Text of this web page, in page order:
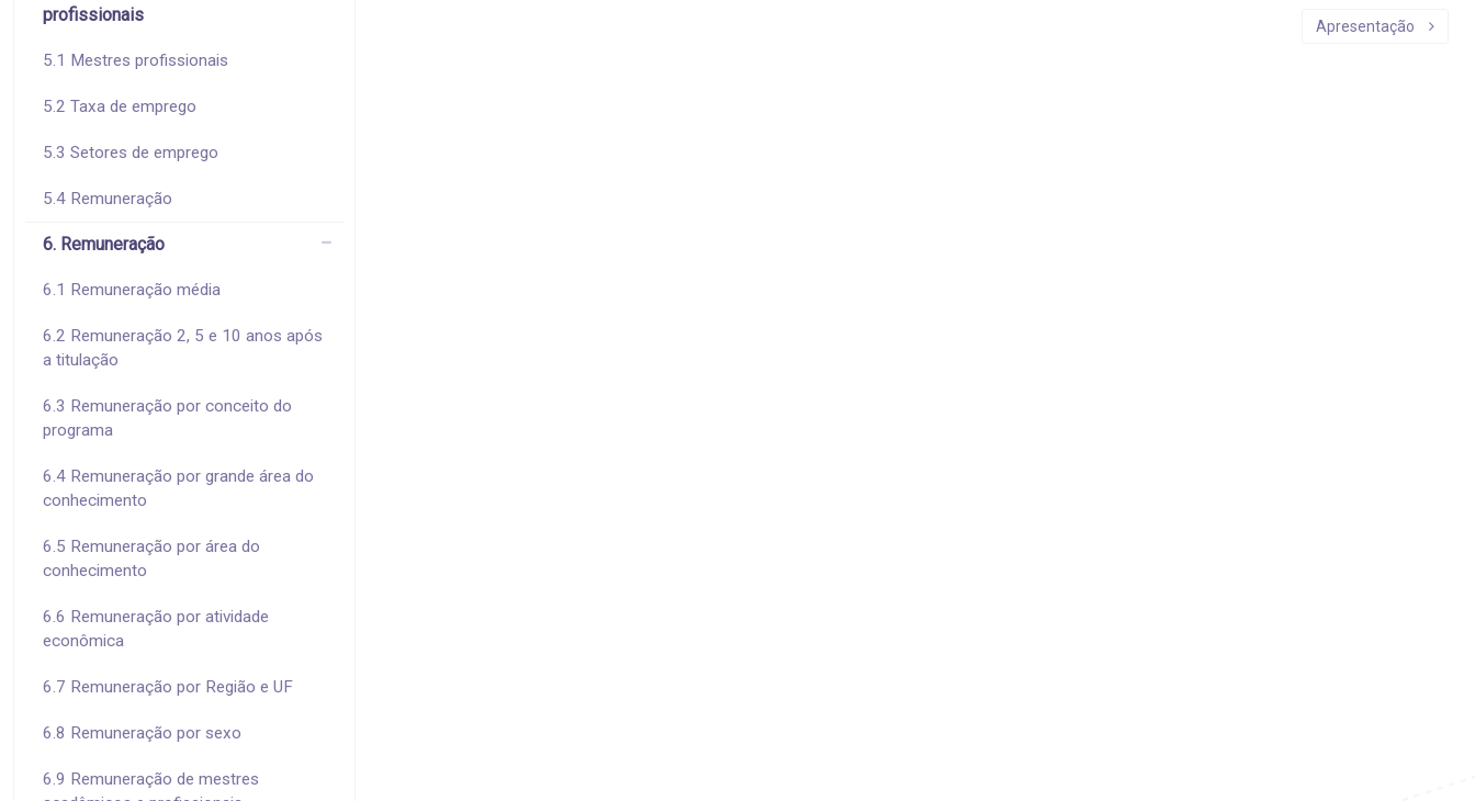
profissionais
5.1 Mestres profissionais
5.2 Taxa de emprego
5.3 Setores de emprego
5.4 Remuneração
6. Remuneração
6.1 Remuneração média
6.2 Remuneração 2, 5 e 10 anos após
a titulação
6.3 Remuneração por conceito do
programa
6.4 Remuneração por grande área do
conhecimento
6.5 Remuneração por área do
conhecimento
6.6 Remuneração por atividade
econômica
6.7 Remuneração por Região e UF
6.8 Remuneração por sexo
6.9 Remuneração de mestres
Apresentação